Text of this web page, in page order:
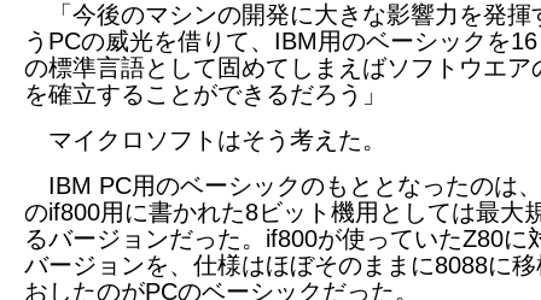
「今後のマシンの開発に大きな影響力を発揮
うPCの威光を借りて、IBM用のベーシックを
の標準言語として固めてしまえばソフトウエア
を確立することができるだろう」
マイクロソフトはそう考えた。
IBM PC用のベーシックのもととなったのは
のif800用に書かれた8ビット機用としては最大
るバージョンだった。if800が使っていたZ80に
バージョンを、仕様はほぼそのままに8088に
おしたのがPCのベーシックだった。